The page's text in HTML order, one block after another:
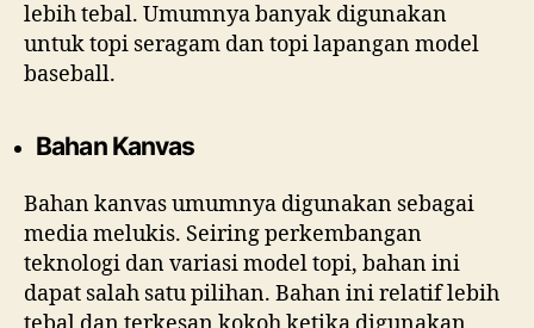
lebih tebal. Umumnya banyak digunakan
untuk topi seragam dan topi lapangan model
baseball.
Bahan Kanvas
Bahan kanvas umumnya digunakan sebagai
media melukis. Seiring perkembangan
teknologi dan variasi model topi, bahan ini
dapat salah satu pilihan. Bahan ini relatif lebih